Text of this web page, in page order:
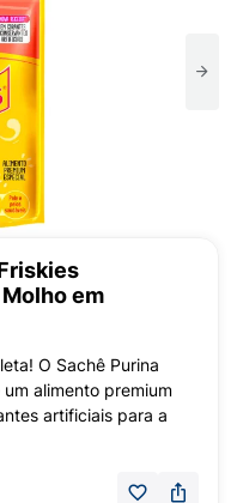
em
O Sachê Purina
alimento premium
artificiais para a